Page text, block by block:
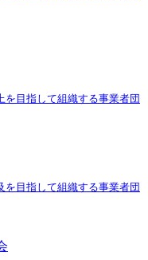
目指して組織する事業者団
目指して組織する事業者団